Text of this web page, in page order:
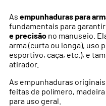
As empunhaduras para
fundamentais para garantir
e precisão no manuseio.
arma (curta ou longa), uso
esportivo, caça, etc.), e
atirador.
As empunhaduras
feitas de polímero,
para uso geral.